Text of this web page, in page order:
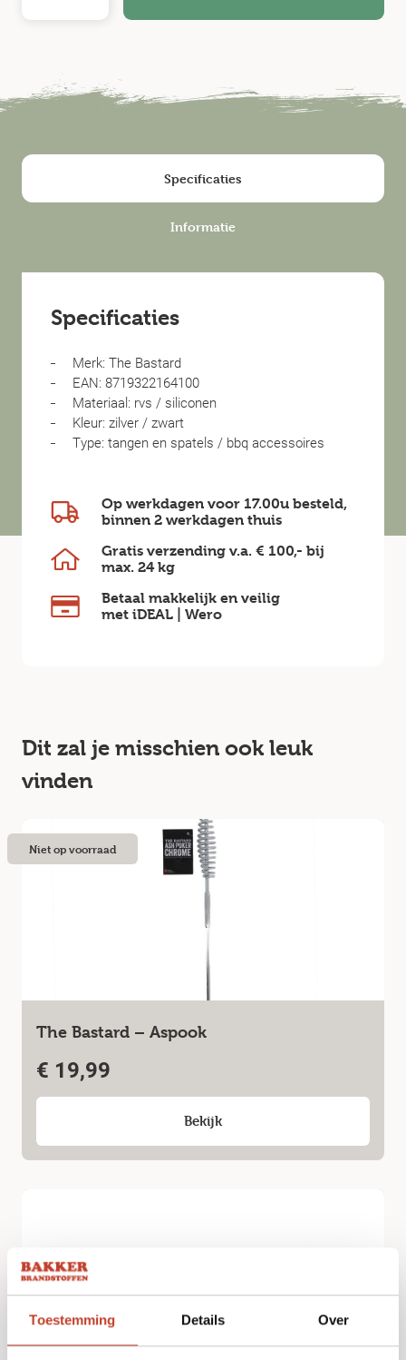
Toestemming Details Over
Specificaties
Informatie
Specificaties
Merk: The Bastard
EAN: 8719322164100
Materiaal: rvs / siliconen
Kleur: zilver / zwart
Type: tangen en spatels / bbq accessoires
Op werkdagen voor 17.00u besteld,
binnen 2 werkdagen thuis
Gratis verzending v.a. € 100,- bij
max. 24 kg
Betaal makkelijk en veilig
met iDEAL | Wero
Dit zal je misschien ook leuk
vinden
The Bastard – Aspook
€ 19,99
Bekijk
Niet op voorraad